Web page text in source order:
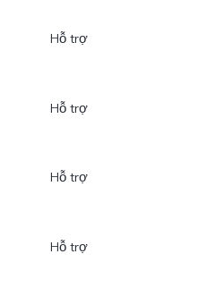
Hỗ trợ
Hỗ trợ
Hỗ trợ
Hỗ trợ